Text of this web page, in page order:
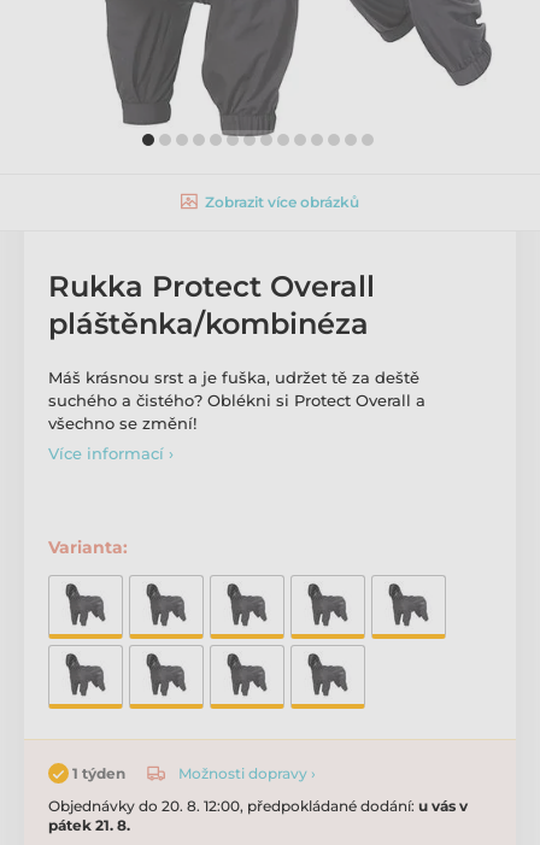
Zobrazit více obrázků
Rukka Protect Overall
pláštěnka/kombinéza
Máš krásnou srst a je fuška, udržet tě za deště
suchého a čistého? Oblékni si Protect Overall a
všechno se změní!
Více informací ›
Varianta:
1 týden
Možnosti dopravy ›
Objednávky do 20. 8. 12:00, předpokládané dodání: u vás v
pátek 21. 8.